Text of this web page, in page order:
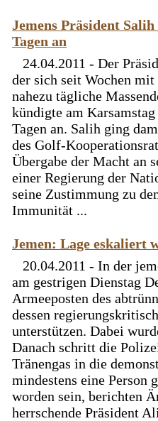
Jemens Präsident
Tagen an
24.04.2011 - Der
der sich seit Wochen
nahezu tägliche
kündigte am
Tagen an. Salih ging
des Golf-
Übergabe der Macht an
einer Regierung der
seine Zustimmung zu
Immunität ...
Jemen: Lage eskaliert
20.04.2011 - In der
am gestrigen Dienstag
Armeeposten des
dessen
unterstützen. Dabei
Danach schritt die
Tränengas in die
mindestens eine Person
worden sein, berichten
herrschende Präsident